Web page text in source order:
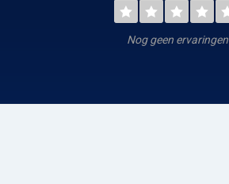
Nog geen ervaringen